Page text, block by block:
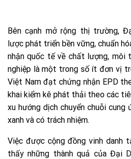
Bên cạnh mở rộng thị trường,
lược phát triển bền vững, chuẩn
nhận quốc tế về chất lượng, môi
nghiệp là một trong số ít đơn vị
Việt Nam đạt chứng nhận EPD
khai kiểm kê phát thải theo các
xu hướng dịch chuyển chuỗi
xanh và có trách nhiệm.
Việc được cộng đồng vinh danh
thấy những thành quả của Đại